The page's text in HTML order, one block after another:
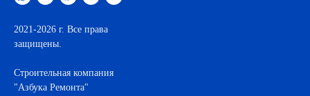
2021-2026 г. Все права
защищены.
Строительная компания
"Азбука Ремонта"